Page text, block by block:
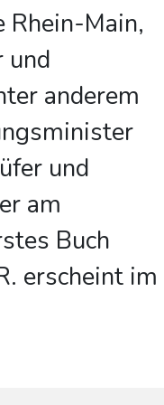
Main,
und
anderem
und
am
Buch
erscheint im